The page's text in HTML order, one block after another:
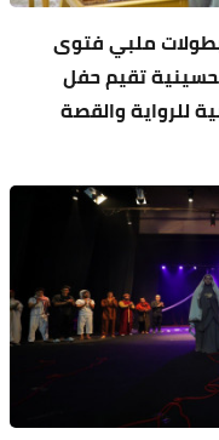
ملبي فتوى
تقيم حفل
للرواية والقصة